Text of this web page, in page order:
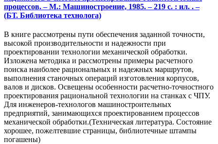
процессов. – М.: Машиностроение, 1985. – 219 с. : ил. . –
(БТ. Библиотека технолога)
В книге рассмотрены пути обеспечения заданной точности,
высокой производительности и надежности при
проектировании технологии механической обработки.
Изложена методика и рассмотрены примеры расчетного
поиска наиболее рациональных и надежных маршрутов,
выполнения станочных операций изготовления корпусов,
валов и дисков. Освещены особенности расчетно-точностного
проектирования рациональной технологии на станках с ЧПУ.
Для инженеров-технологов машиностроительных
предприятий, занимающихся проектированием процессов
механической обработки.(Техническая литература. Состояние
хорошее, пожелтевшие страницы, библиотечные штампы
погашены)